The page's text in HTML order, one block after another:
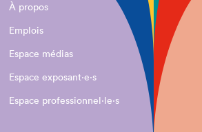
À propos
Emplois
Espace médias
Espace exposant·e⋅s
Espace professionnel·le⋅s